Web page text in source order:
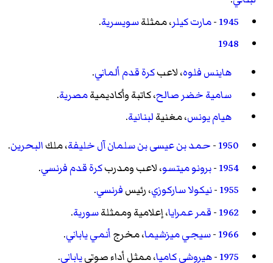
1945
-مارت كيلر، ممثلةسويسرية.
1948
هاينس فلوه، لاعبكرة قدمألماني.
سامية خضر صالح، كاتبة وأكاديميةمصرية.
هيام يونس، مغنيةلبنانية.
1950
-حمد بن عيسى بن سلمان آل خليفة، ملكالبحرين.
1954
-برونو ميتسو، لاعب ومدربكرة قدمفرنسي.
1955
-نيكولا ساركوزي، رئيسفرنسي.
1962
-قمر عمرايا، إعلامية وممثلةسورية.
1966
-سيجي ميزشيما، مخرجأنميياباني.
1975
-هيروشي كاميا، ممثل أداء صوتيياباني.